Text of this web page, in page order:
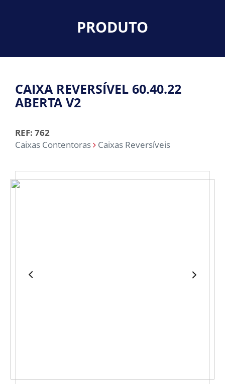
PRODUTO
CAIXA REVERSÍVEL 60.40.22
ABERTA V2
REF: 762
Caixas Contentoras
Caixas Reversíveis